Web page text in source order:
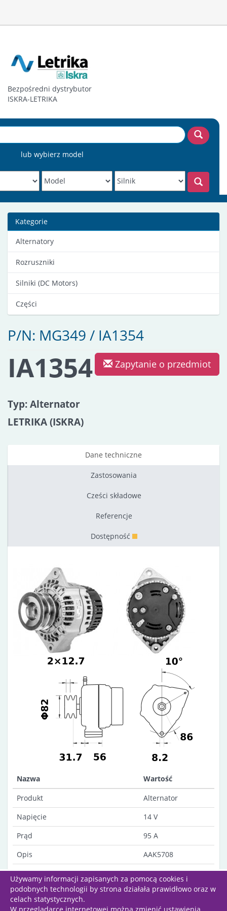
Używamy informacji zapisanych za pomocą cookies i
podobnych technologii by strona działała prawidłowo oraz w
celach statystycznych.
Bezpośredni dystrybutor
ISKRA-LETRIKA
lub wybierz model
Kategorie
Alternatory
Rozruszniki
Silniki (DC Motors)
Części
P/N: MG349 / IA1354
Zapytanie o przedmiot
IA1354
Typ: Alternator
LETRIKA (ISKRA)
Dane techniczne
Zastosowania
Cześci składowe
Referencje
Dostępność
Nazwa
Wartość
Produkt
Alternator
Napięcie
14 V
Prąd
95 A
Opis
AAK5708
Uwagi
Dust-proof